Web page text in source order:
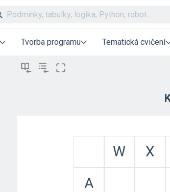
Tvorba programu Tematická cvičení
W X
A